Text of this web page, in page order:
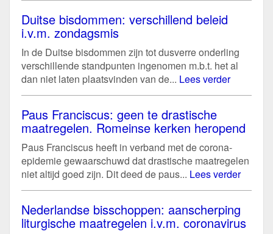
Duitse bisdommen: verschillend beleid
i.v.m. zondagsmis
In de Duitse bisdommen zijn tot dusverre onderling
verschillende standpunten ingenomen m.b.t. het al
dan niet laten plaatsvinden van de... Lees verder
Paus Franciscus: geen te drastische
maatregelen. Romeinse kerken heropend
Paus Franciscus heeft in verband met de corona-
epidemie gewaarschuwd dat drastische maatregelen
niet altijd goed zijn. Dit deed de paus... Lees verder
Nederlandse bisschoppen: aanscherping
liturgische maatregelen i.v.m. coronavirus